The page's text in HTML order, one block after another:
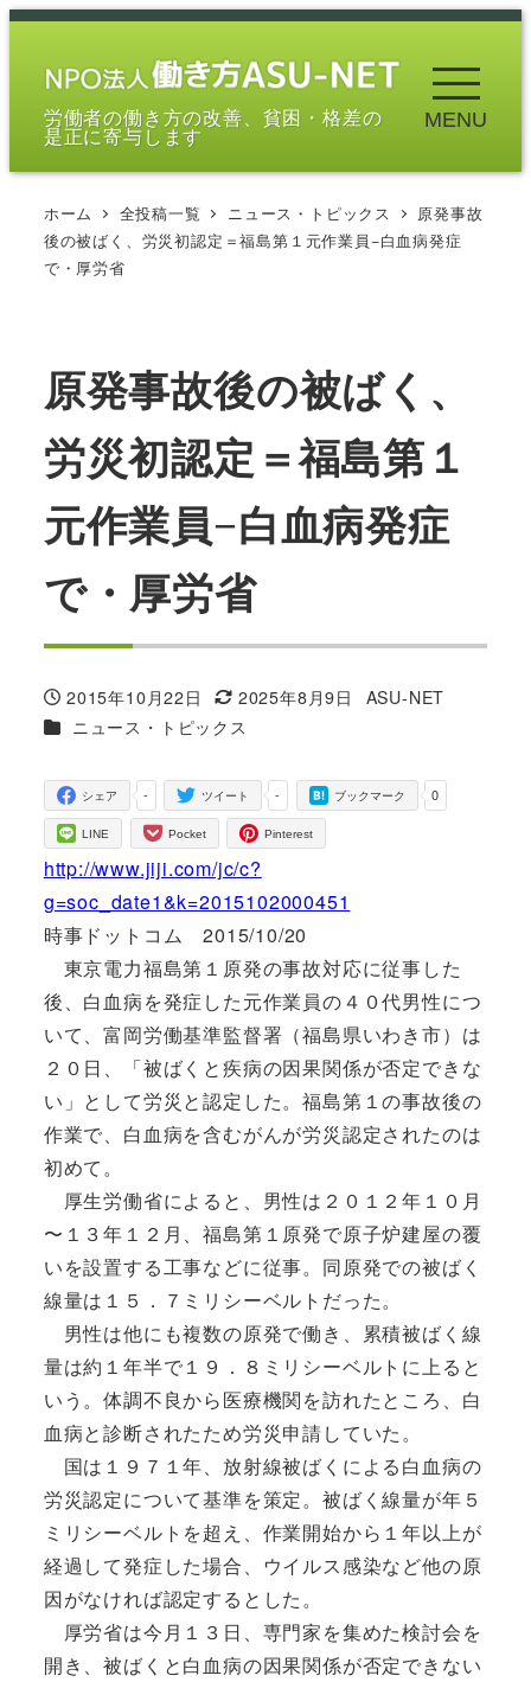
メ
労働者の働き方の改善、貧困・格差の
是正に寄与します
MENU
ホーム 全投稿一覧 ニュース・トピックス
原発事故
後の被ばく、労災初認定＝福島第１元作業員−白血病発症
で・厚労省
原発事故後の被ばく、
労災初認定＝福島第１
元作業員−白血病発症
で・厚労省
投稿日
2015年10月22日
更新日
2025年8月9日
著
ASU-NET
カテゴリー
ニュース・トピックス
-
シェア -
ツイート 0
ブックマーク
LINE Pocket Pinterest
http://www.jiji.com/jc/c?
g=soc_date1&k=2015102000451
時事ドットコム 2015/10/20
東京電力福島第１原発の事故対応に従事した
後、白血病を発症した元作業員の４０代男性につ
いて、富岡労働基準監督署（福島県いわき市）は
２０日、「被ばくと疾病の因果関係が否定できな
い」として労災と認定した。福島第１の事故後の
作業で、白血病を含むがんが労災認定されたのは
初めて。
厚生労働省によると、男性は２０１２年１０月
〜１３年１２月、福島第１原発で原子炉建屋の覆
いを設置する工事などに従事。同原発での被ばく
線量は１５．７ミリシーベルトだった。
男性は他にも複数の原発で働き、累積被ばく線
量は約１年半で１９．８ミリシーベルトに上ると
いう。体調不良から医療機関を訪れたところ、白
血病と診断されたため労災申請していた。
国は１９７１年、放射線被ばくによる白血病の
労災認定について基準を策定。被ばく線量が年５
ミリシーベルトを超え、作業開始から１年以上が
経過して発症した場合、ウイルス感染など他の原
因がなければ認定するとした。
厚労省は今月１３日、専門家を集めた検討会を
開き、被ばくと白血病の因果関係が否定できない